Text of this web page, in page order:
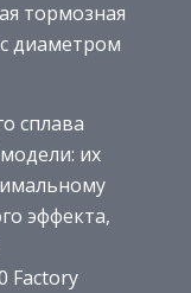
тормозная
диаметром
сплава
их
эффекта,
Factory